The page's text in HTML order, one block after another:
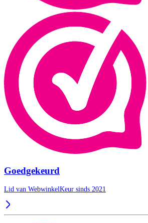
Goedgekeurd
Lid van WebwinkelKeur sinds 2021